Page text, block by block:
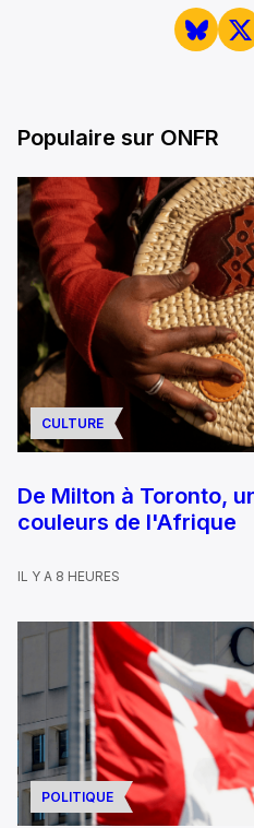
Populaire sur ONFR
CULTURE
De Milton à Toronto,
couleurs de l'Afrique
IL Y A 8 HEURES
POLITIQUE